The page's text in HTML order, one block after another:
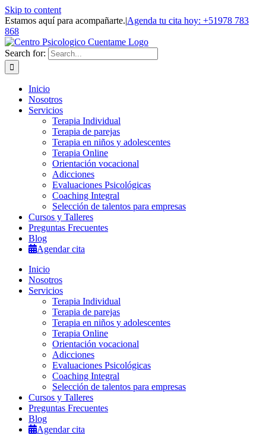
Skip to content
Estamos aquí para acompañarte.|Agenda tu cita hoy: +51978 783
868
Search for:
Inicio
Nosotros
Servicios
Terapia Individual
Terapia de parejas
Terapia en niños y adolescentes
Terapia Online
Orientación vocacional
Adicciones
Evaluaciones Psicológicas
Coaching Integral
Selección de talentos para empresas
Cursos y Talleres
Preguntas Frecuentes
Blog
Agendar cita
Inicio
Nosotros
Servicios
Terapia Individual
Terapia de parejas
Terapia en niños y adolescentes
Terapia Online
Orientación vocacional
Adicciones
Evaluaciones Psicológicas
Coaching Integral
Selección de talentos para empresas
Cursos y Talleres
Preguntas Frecuentes
Blog
Agendar cita